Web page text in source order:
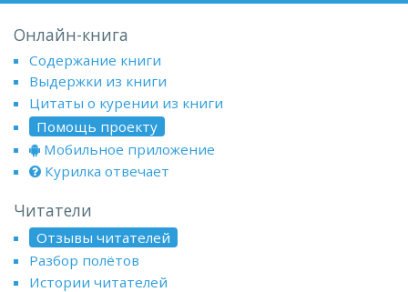
Онлайн-книга
Содержание книги
Выдержки из книги
Цитаты о курении из книги
Помощь проекту
Мобильное приложение
Курилка отвечает
Читатели
Отзывы читателей
Разбор полётов
Истории читателей